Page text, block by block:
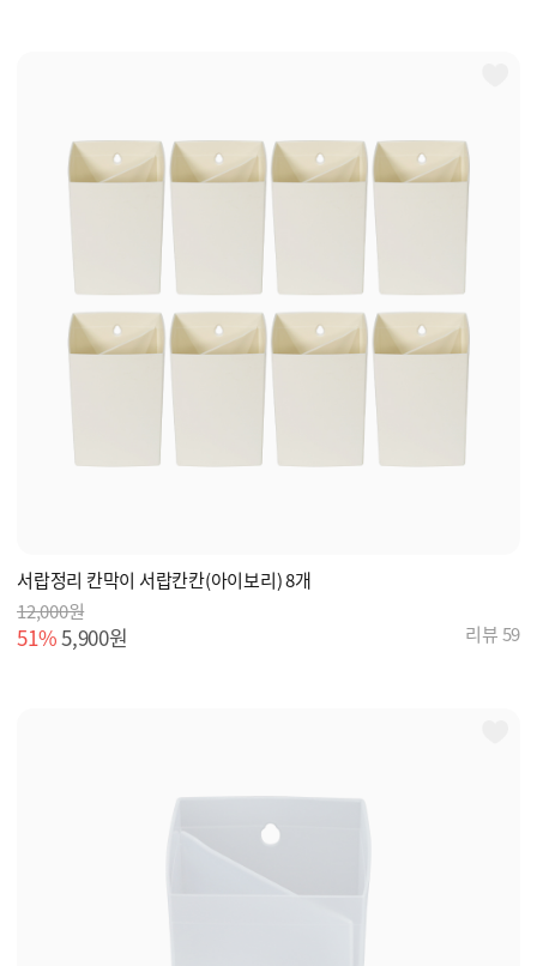
서랍정리 칸막이 서랍칸칸(아이보리) 8개
12,000원
51%5,900원 리뷰 59